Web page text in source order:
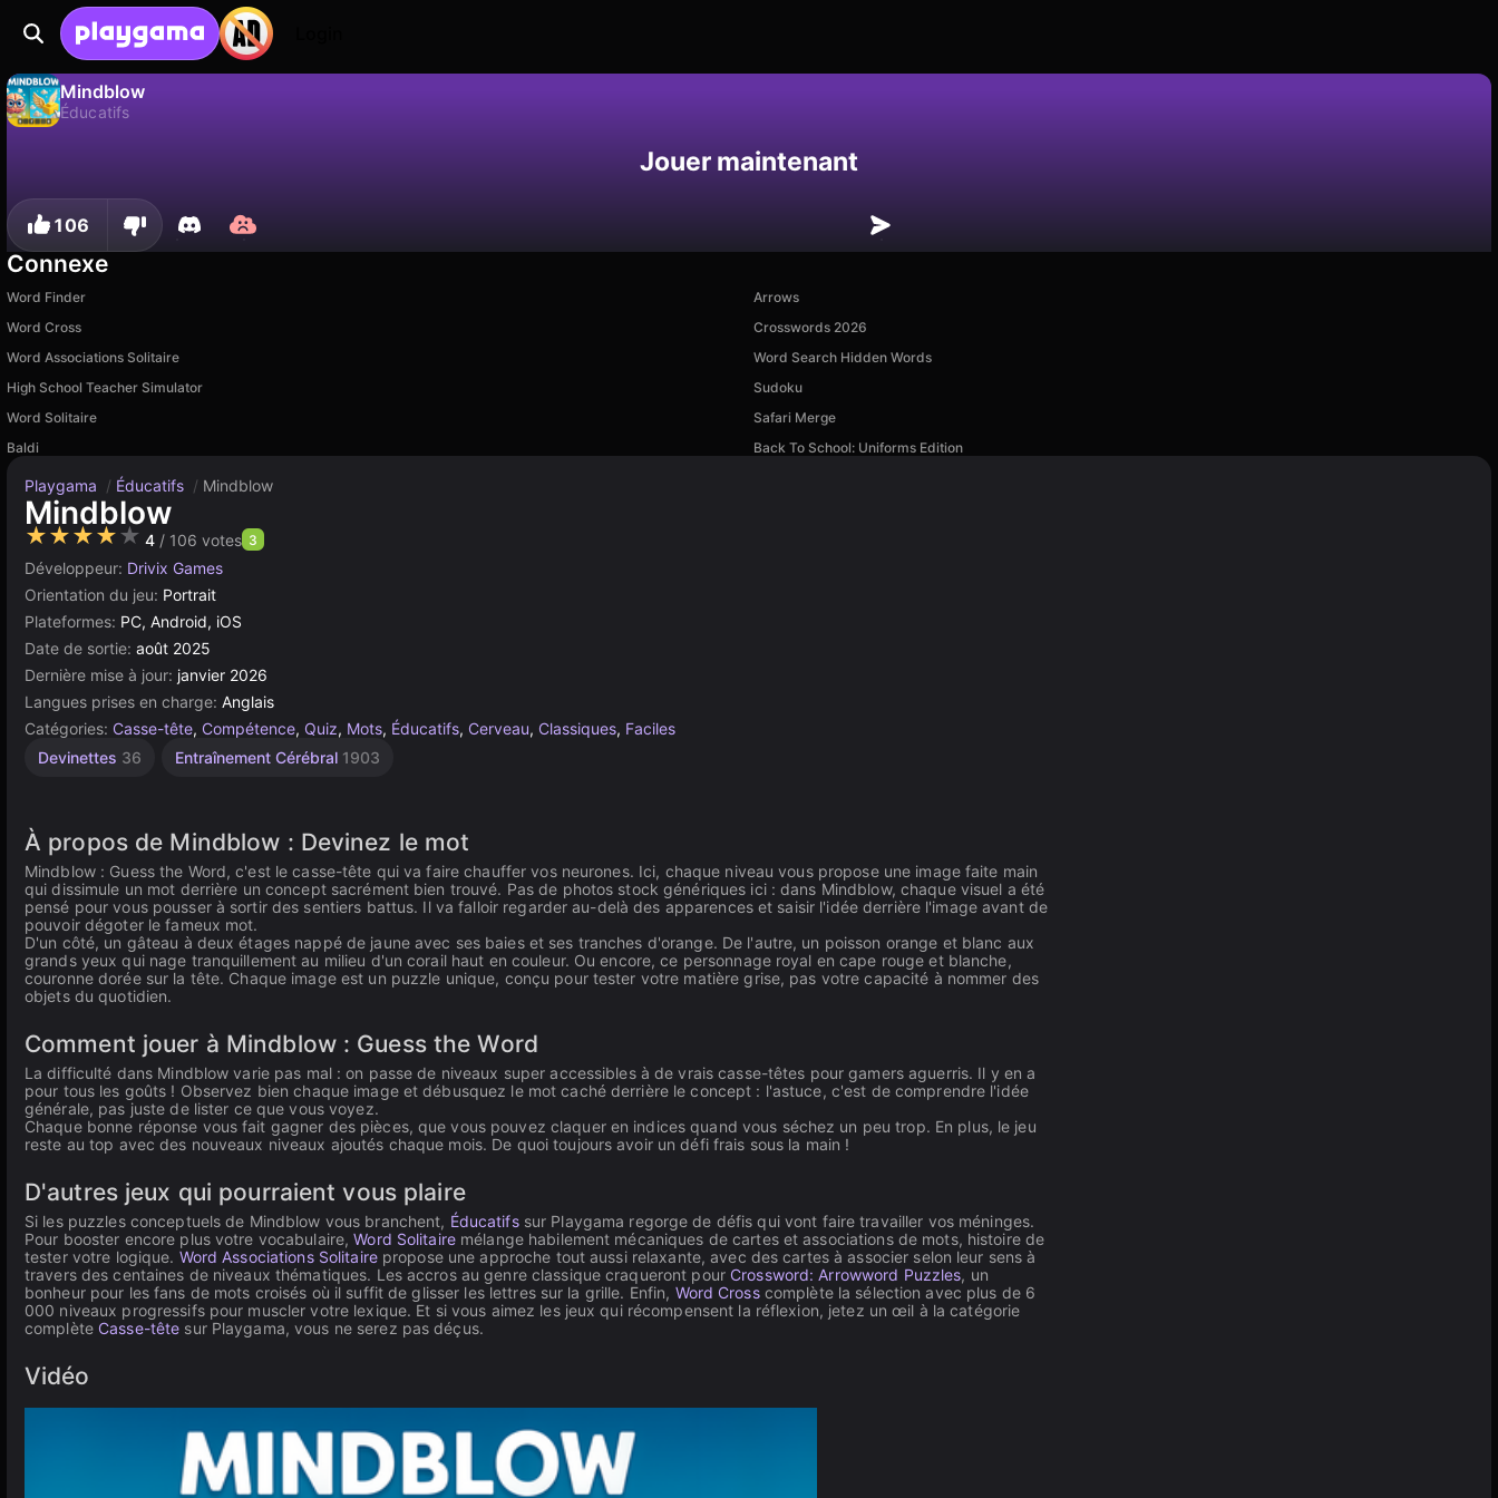
Mindblow
Éducatifs
Jouer maintenant
106
Connexe
Word Finder
Arrows
Word Cross
Crosswords 2026
Word Associations Solitaire
Word Search Hidden Words
High School Teacher Simulator
Sudoku
Word Solitaire
Safari Merge
Baldi
Back To School: Uniforms Edition
Playgama / Éducatifs / Mindblow
Mindblow
★★★★★ 4 / 106 votes 3
Développeur: Drivix Games
Orientation du jeu: Portrait
Plateformes: PC, Android, iOS
Date de sortie: août 2025
Dernière mise à jour: janvier 2026
Langues prises en charge: Anglais
Catégories: Casse-tête, Compétence, Quiz, Mots, Éducatifs, Cerveau, Classiques, Faciles
Devinettes 36 Entraînement Cérébral 1903
À propos de Mindblow : Devinez le mot
Mindblow : Guess the Word, c'est le casse-tête qui va faire chauffer vos neurones. Ici, chaque niveau vous propose une image faite main
qui dissimule un mot derrière un concept sacrément bien trouvé. Pas de photos stock génériques ici : dans Mindblow, chaque visuel a été
pensé pour vous pousser à sortir des sentiers battus. Il va falloir regarder au-delà des apparences et saisir l'idée derrière l'image avant de
pouvoir dégoter le fameux mot.
D'un côté, un gâteau à deux étages nappé de jaune avec ses baies et ses tranches d'orange. De l'autre, un poisson orange et blanc aux
grands yeux qui nage tranquillement au milieu d'un corail haut en couleur. Ou encore, ce personnage royal en cape rouge et blanche,
couronne dorée sur la tête. Chaque image est un puzzle unique, conçu pour tester votre matière grise, pas votre capacité à nommer des
objets du quotidien.
Comment jouer à Mindblow : Guess the Word
La difficulté dans Mindblow varie pas mal : on passe de niveaux super accessibles à de vrais casse-têtes pour gamers aguerris. Il y en a
pour tous les goûts ! Observez bien chaque image et débusquez le mot caché derrière le concept : l'astuce, c'est de comprendre l'idée
générale, pas juste de lister ce que vous voyez.
Chaque bonne réponse vous fait gagner des pièces, que vous pouvez claquer en indices quand vous séchez un peu trop. En plus, le jeu
reste au top avec des nouveaux niveaux ajoutés chaque mois. De quoi toujours avoir un défi frais sous la main !
D'autres jeux qui pourraient vous plaire
Si les puzzles conceptuels de Mindblow vous branchent, Éducatifssur Playgama regorge de défis qui vont faire travailler vos méninges.
Pour booster encore plus votre vocabulaire,Word Solitairemélange habilement mécaniques de cartes et associations de mots, histoire de
tester votre logique. Word Associations Solitairepropose une approche tout aussi relaxante, avec des cartes à associer selon leur sens à
travers des centaines de niveaux thématiques. Les accros au genre classique craqueront pour Crossword: Arrowword Puzzles, un
bonheur pour les fans de mots croisés où il suffit de glisser les lettres sur la grille. Enfin, Word Crosscomplète la sélection avec plus de 6
000 niveaux progressifs pour muscler votre lexique. Et si vous aimez les jeux qui récompensent la réflexion, jetez un œil à la catégorie
complète Casse-tête sur Playgama, vous ne serez pas déçus.
Vidéo